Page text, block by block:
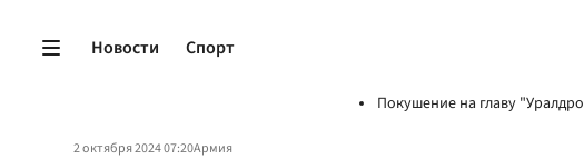
Новости Спорт
Покушение на главу
2 октября 2024 07:20Армия